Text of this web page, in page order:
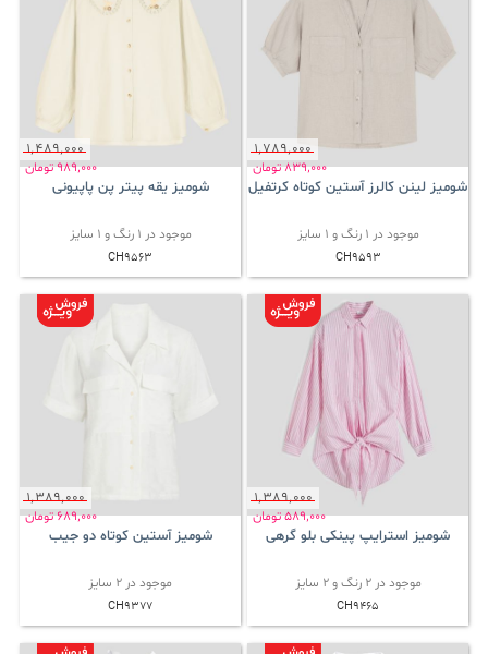
1٬789٬000
839٬000تومان
شومیز لینن کالرز آستین کوتاه کرتفیل
موجود در 1 رنگ و 1 سایز
CH9593
1٬489٬000
989٬000تومان
شومیز یقه پیتر پن پاپیونی
موجود در 1 رنگ و 1 سایز
CH9563
1٬389٬000
589٬000تومان
شومیز استرایپ پینکی بلو گرهی
موجود در 2 رنگ و 2 سایز
CH9465
1٬389٬000
689٬000تومان
شومیز آستین کوتاه دو جیب
موجود در 2 سایز
CH9377